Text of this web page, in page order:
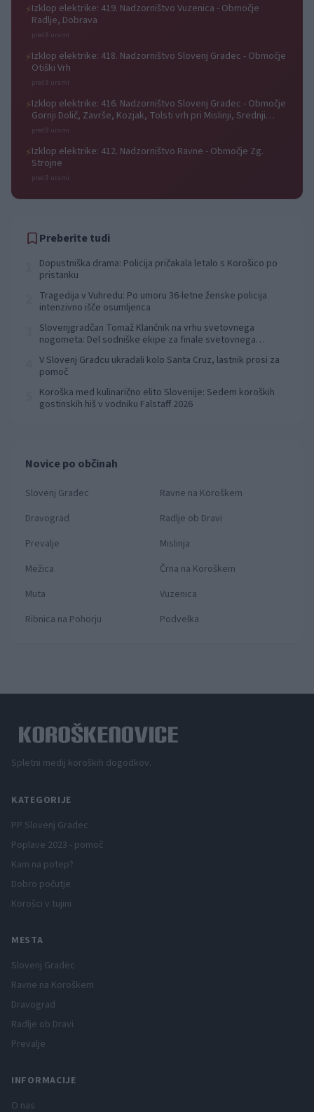
⚡Izklop elektrike: 419. Nadzorništvo Vuzenica - Območje
Radlje, Dobrava
pred 8 urami
⚡Izklop elektrike: 418. Nadzorništvo Slovenj Gradec - Območje
Otiški Vrh
pred 8 urami
⚡Izklop elektrike: 416. Nadzorništvo Slovenj Gradec - Območje
Gornji Dolič, Završe, Kozjak, Tolsti vrh pri Mislinji, Srednji
Dolič, Paka
pred 8 urami
⚡Izklop elektrike: 412. Nadzorništvo Ravne - Območje Zg.
Strojne
pred 8 urami
Preberite tudi
Dopustniška drama: Policija pričakala letalo s Korošico po
pristanku
Tragedija v Vuhredu: Po umoru 36-letne ženske policija
intenzivno išče osumljenca
Slovenjgradčan Tomaž Klančnik na vrhu svetovnega
nogometa: Del sodniške ekipe za finale svetovnega
V Slovenj Gradcu ukradali kolo Santa Cruz, lastnik prosi za
pomoč
Koroška med kulinarično elito Slovenije: Sedem koroških
gostinskih hiš v vodniku Falstaff 2026
Novice po občinah
Slovenj Gradec
Ravne na Koroškem
Dravograd
Radlje ob Dravi
Prevalje
Mislinja
Mežica
Črna na Koroškem
Muta
Vuzenica
Ribnica na Pohorju
Podvelka
Spletni medij koroških dogodkov.
KATEGORIJE
PP Slovenj Gradec
Poplave 2023 - pomoč
Kam na potep?
Dobro počutje
Korošci v tujini
MESTA
Slovenj Gradec
Ravne na Koroškem
Dravograd
Radlje ob Dravi
Prevalje
INFORMACIJE
O nas